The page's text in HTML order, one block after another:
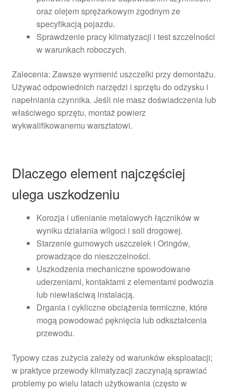
oraz olejem sprężarkowym zgodnym ze
specyfikacją pojazdu.
Sprawdzenie pracy klimatyzacji i test szczelności
w warunkach roboczych.
Zalecenia: Zawsze wymienić uszczelki przy demontażu.
Używać odpowiednich narzędzi i sprzętu do odzysku i
napełniania czynnika. Jeśli nie masz doświadczenia lub
właściwego sprzętu, montaż powierz
wykwalifikowanemu warsztatowi.
Dlaczego element najczęściej
ulega uszkodzeniu
Korozja i utlenianie metalowych łączników w
wyniku działania wilgoci i soli drogowej.
Starzenie gumowych uszczelek i Oringów,
prowadzące do nieszczelności.
Uszkodzenia mechaniczne spowodowane
uderzeniami, kontaktami z elementami podwozia
lub niewłaściwą instalacją.
Drgania i cykliczne obciążenia termiczne, które
mogą powodować pęknięcia lub odkształcenia
przewodu.
Typowy czas zużycia zależy od warunków eksploatacji;
w praktyce przewody klimatyzacji zaczynają sprawiać
problemy po wielu latach użytkowania (często w